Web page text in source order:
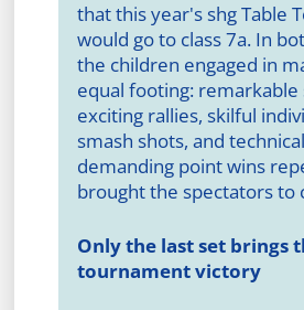
that this year's shg Table
would go to class 7a. In
the children engaged in
equal footing: remarkable
exciting rallies, skilful
smash shots, and
demanding point wins
brought the spectators to
Only the last set brings
tournament victory